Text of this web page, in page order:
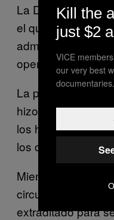
La DEA celebró la
el que felicitaban
admiraban «la
operación.
La procuradora
hizo un
los hechos del día
los ciudadanos de
Mientras tanto, los
circular de que,
extraditado para
Kill the
just $2
VICE
our very best
documentaries.